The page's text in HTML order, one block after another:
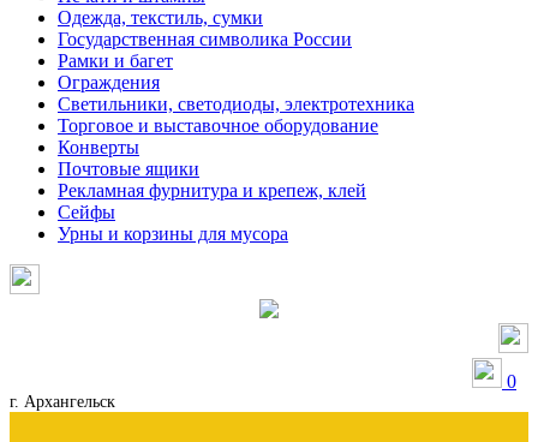
Одежда, текстиль, сумки
Государственная символика России
Рамки и багет
Ограждения
Светильники, светодиоды, электротехника
Торговое и выставочное оборудование
Конверты
Почтовые ящики
Рекламная фурнитура и крепеж, клей
Сейфы
Урны и корзины для мусора
0
г. Архангельск